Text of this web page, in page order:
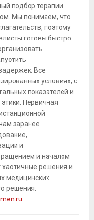
подбор терапии
Мы понимаем, что
поэтому
готовы быстро
Все
условиях, с
показателей и
Первичная
заранее
и
и началом
хаотичные решения и
медицинских
решения.